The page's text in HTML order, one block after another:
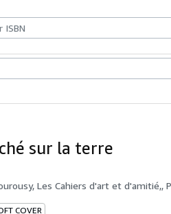
sur la terre
Les Cahiers d'art et d'amitié,,
COVER